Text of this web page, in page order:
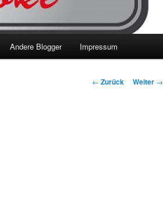
Andere Blogger Impressum
Beitrags-
← Zurück Weiter →